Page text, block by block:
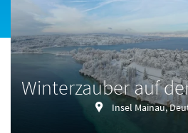
Winterzauber auf
Insel Mainau,